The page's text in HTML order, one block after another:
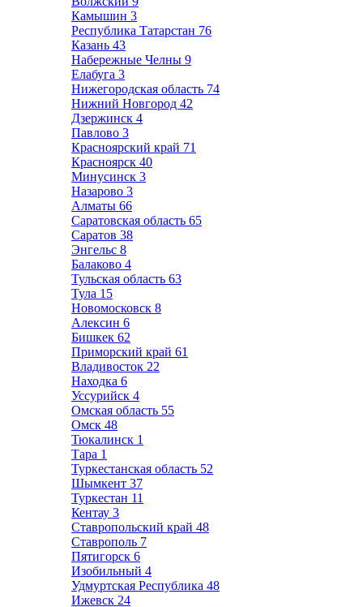
Камышин 3
Республика Татарстан 76
Казань 43
Набережные Челны 9
Елабуга 3
Нижегородская область 74
Нижний Новгород 42
Дзержинск 4
Павлово 3
Красноярский край 71
Красноярск 40
Минусинск 3
Назарово 3
Алматы 66
Саратовская область 65
Саратов 38
Энгельс 8
Балаково 4
Тульская область 63
Тула 15
Новомосковск 8
Алексин 6
Бишкек 62
Приморский край 61
Владивосток 22
Находка 6
Уссурийск 4
Омская область 55
Омск 48
Тюкалинск 1
Тара 1
Туркестанская область 52
Шымкент 37
Туркестан 11
Кентау 3
Ставропольский край 48
Ставрополь 7
Пятигорск 6
Изобильный 4
Удмуртская Республика 48
Ижевск 24